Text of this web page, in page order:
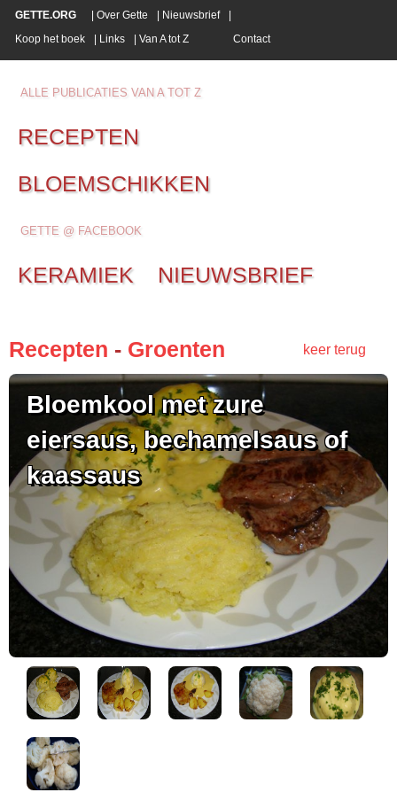
GETTE.ORG Over Gette Nieuwsbrief
Koop het boek
Links Van A tot Z Contact
ALLE PUBLICATIES VAN A TOT Z
RECEPTEN
BLOEMSCHIKKEN
GETTE @ FACEBOOK
KERAMIEK NIEUWSBRIEF
keer terug
Recepten - Groenten
Bloemkool met zure
eiersaus, bechamelsaus of
kaassaus